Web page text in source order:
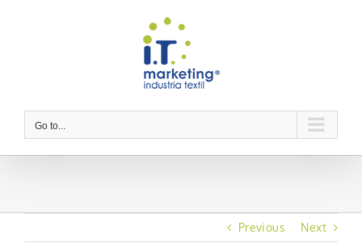
Go to...
Previous Next